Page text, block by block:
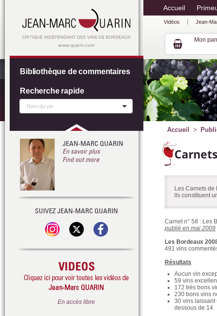
Accueil
Vidéos Jean-
Mon
Accueil
Les Carnets
lls constituent
Carnet n° 58 : Les
publié en mai 2009
Les Bordeaux
491 vins
Résultats
Aucun vin
59 vins
172 très bons
230 bons vins
30 vins laissant
dessous de 14
Bibliothèque de commentaires
Recherche rapide
JEAN-MARC QUARIN
En savoir plus
Find out more
SUIVEZ JEAN-MARC QUARIN
En accès libre